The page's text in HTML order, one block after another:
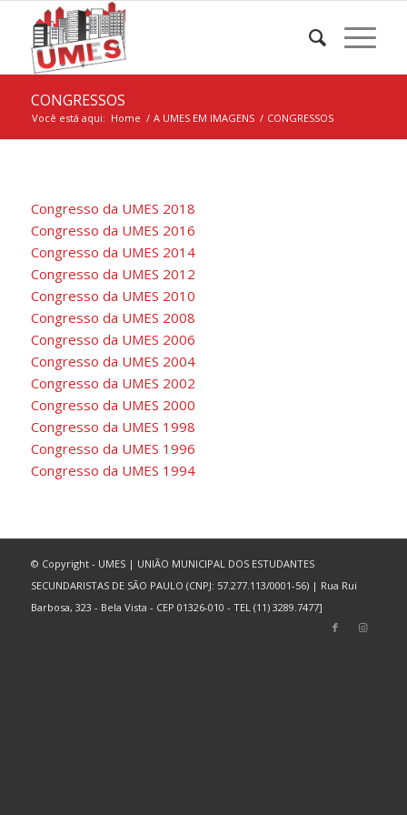
CONGRESSOS
Você está aqui: Home / A UMES EM IMAGENS / CONGRESSOS
Congresso da UMES 2018
Congresso da UMES 2016
Congresso da UMES 2014
Congresso da UMES 2012
Congresso da UMES 2010
Congresso da UMES 2008
Congresso da UMES 2006
Congresso da UMES 2004
Congresso da UMES 2002
Congresso da UMES 2000
Congresso da UMES 1998
Congresso da UMES 1996
Congresso da UMES 1994
© Copyright - UMES | UNIÃO MUNICIPAL DOS ESTUDANTES
SECUNDARISTAS DE SÃO PAULO (CNPJ: 57.277.113/0001-56) | Rua Rui
Barbosa, 323 - Bela Vista - CEP 01326-010 - TEL (11) 3289.7477]